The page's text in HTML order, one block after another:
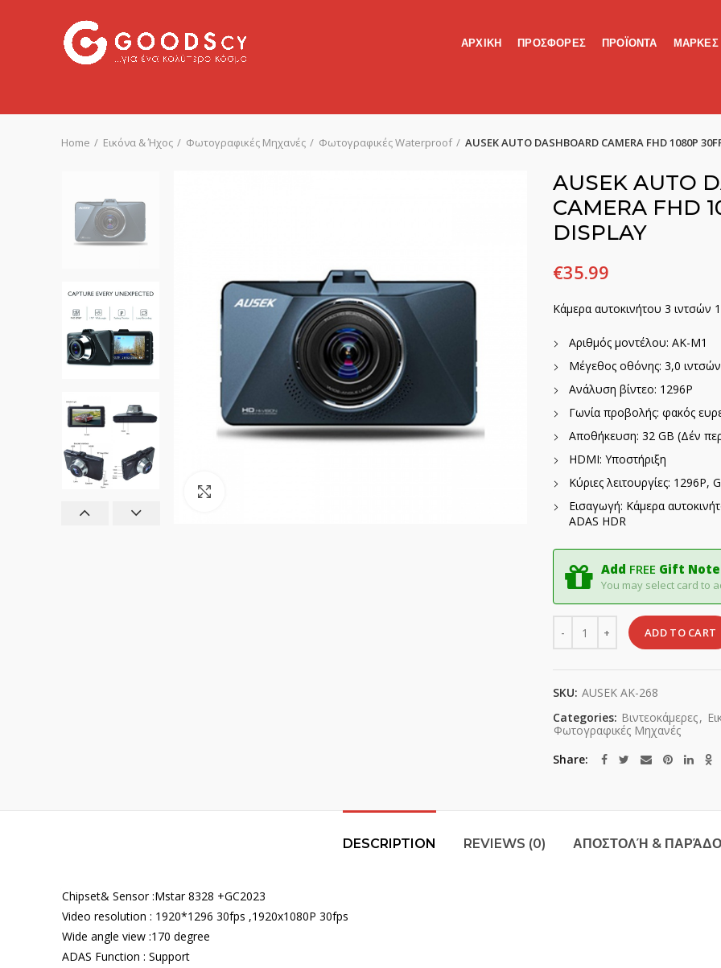
ΑΡΧΙΚΗ ΠΡΟΣΦΟΡΕΣ ΠΡΟΪΟΝΤΑ ΜΑΡΚΕΣ
Home Εικόνα & Ήχος Φωτογραφικές Μηχανές Φωτογραφικές Waterproof AUSEK AUTO DASHBOARD CAMERA FHD 1080P
AUSEK AUTO
CAMERA FHD
DISPLAY
€35.99
Κάμερα αυτοκινήτου 3 ιντσών
Αριθμός μοντέλου: AK-M1
Μέγεθος οθόνης: 3,0 ιντσών
Ανάλυση βίντεο: 1296P
Γωνία προβολής: φακός
Αποθήκευση: 32 GB (Δέν
HDMI: Υποστήριξη
Κύριες λειτουργίες: 1296P,
Εισαγωγή: Κάμερα
ADAS HDR
Add FREE Gift Note
You may select card to
ADD TO CART
SKU: AUSEK AK-268
Categories: Βιντεοκάμερες,
Φωτογραφικές Μηχανές
Share
DESCRIPTION REVIEWS (0) ΑΠΟΣΤΟΛΉ &
Chipset& Sensor :Mstar 8328 +GC2023
Video resolution : 1920*1296 30fps ,1920x1080P 30fps
Wide angle view :170 degree
ADAS Function : Support